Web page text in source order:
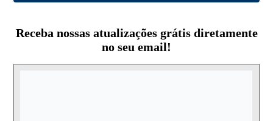
Receba nossas atualizações grátis diretamente
no seu email!